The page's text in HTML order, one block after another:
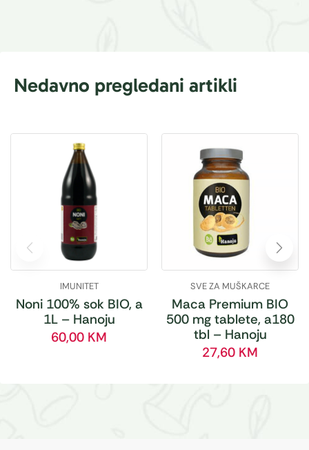
Nedavno pregledani artikli
IMUNITET
Noni 100% sok BIO, a
1L – Hanoju
60,00 KM
SVE ZA MUŠKARCE
Maca Premium BIO
500 mg tablete, a180
tbl – Hanoju
27,60 KM